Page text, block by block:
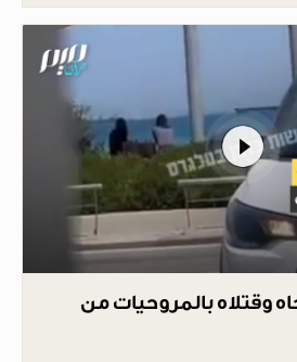
وقتلاه بالمروحيات من